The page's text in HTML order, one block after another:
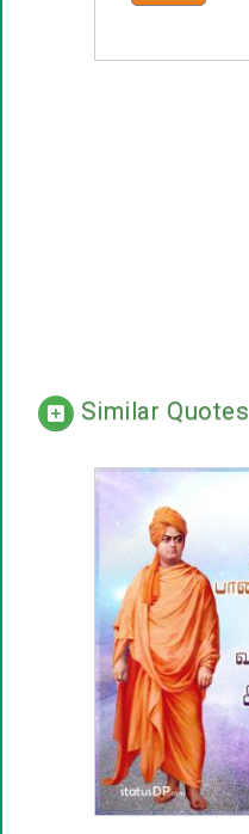
Similar Quotes